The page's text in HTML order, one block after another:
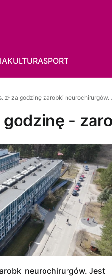
KULTURASPORT
zł za godzinę zarobki
godzinę -
neurochirurgów. Jest